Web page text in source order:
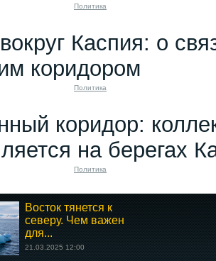
Политика
Каспия: о
коридором
Политика
коридор:
на берегах
Политика
Восток тянется к
северу. Чем важен
для...
21.03.2025 12:00